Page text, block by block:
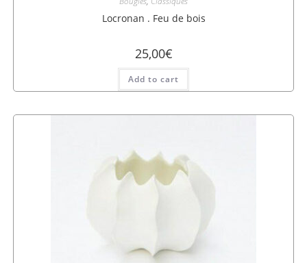
Locronan . Feu de bois
25,00€
Add to cart